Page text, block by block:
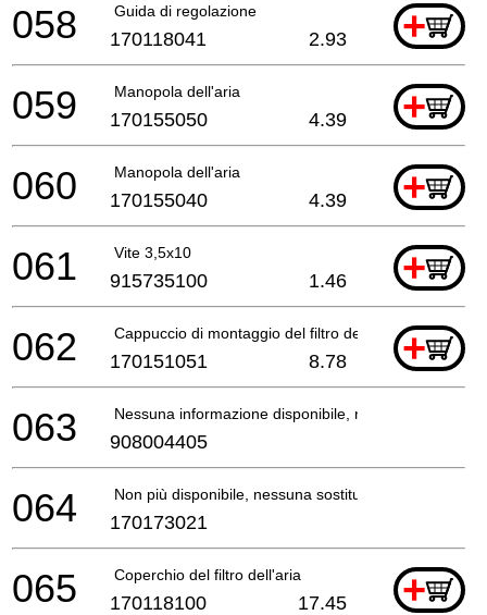
Guida di regolazione +
058 170118041 2.93
Manopola dell'aria +
059 170155050 4.39
Manopola dell'aria +
060 170155040 4.39
Vite 3,5x10 +
061 915735100 1.46
Cappuccio di montaggio del filtro dell'aria +
062 170151051 8.78
Nessuna informazione disponibile, non ordinabile
063 908004405
Non più disponibile, nessuna sostituzione
064 170173021
Coperchio del filtro dell'aria +
065 170118100 17.45